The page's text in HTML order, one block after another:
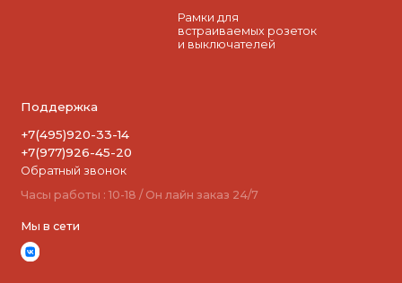
Рамки для
встраиваемых розеток
и выключателей
Поддержка
+7(495)920-33-14
+7(977)926-45-20
Обратный звонок
Часы работы : 10-18 / Он лайн заказ 24/7
Мы в сети